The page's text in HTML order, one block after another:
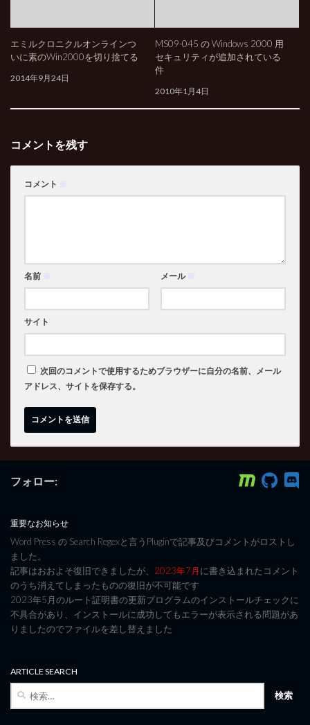
エミルクロニクルオンラインつ
いに素のWin2000を切り捨てる
2014年9月24日
MS09-045 の Windows 2000 用
セキュリティが追加されている
件
2010年1月4日
コメントを残す
コメント ※
名前 ※ メール ※
サイト
次回のコメントで使用するためブラウザーに自分の名前、メール
アドレス、サイトを保存する。
フォロー:
重要なお知らせ
Word Press の Search Regexと言うPluginで記事及びコメントがロストし
ました。
記事はおおよそ復旧できましたが、 2023年7月に書き込まれたコメント
のうち消えてしまったものの復旧が不可能です
2023年5月のルート証明書の更新プログラムのインストールチェックに
不具合があり、インストールに成功してもエラーが表示される問題があ
りましたのでファイルを差し替えました
ARTICLE SEARCH